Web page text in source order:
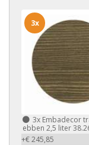
3x Embadecor
ebben 2,5 liter
+€ 245,85
3x